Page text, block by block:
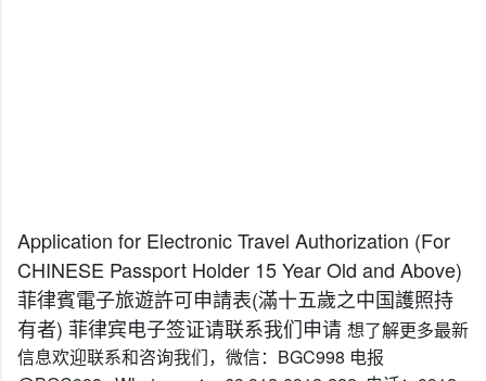
Application for Electronic Travel Authorization (For
CHINESE Passport Holder 15 Year Old and Above)
菲律賓電子旅遊許可申請表(滿十五歲之中国護照持
有者) 菲律宾电子签证请联系我们申请 想了解更多最新
信息欢迎联系和咨询我们，微信：BGC998 电报